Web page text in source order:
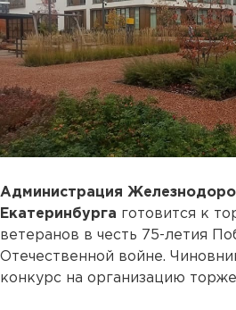
Администрация
Екатеринбурга готовится к
ветеранов в честь 75-летия
Отечественной войне.
конкурс на организацию